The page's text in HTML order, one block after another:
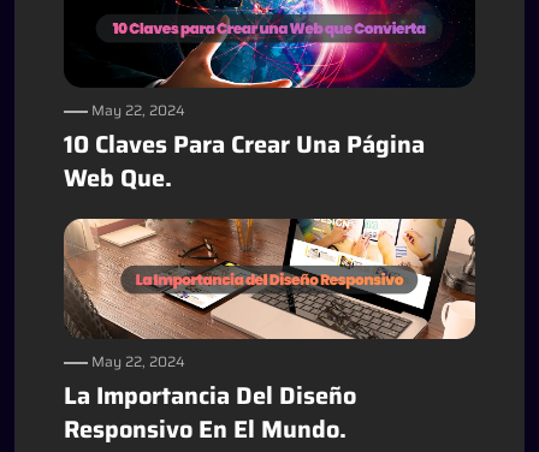
May 22, 2024
10 Claves Para Crear Una Página
Web Que.
May 22, 2024
La Importancia Del Diseño
Responsivo En El Mundo.